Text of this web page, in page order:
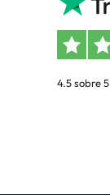
4.5 sobre